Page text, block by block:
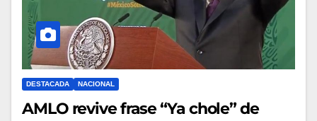
DESTACADA NACIONAL
AMLO revive frase “Ya chole” de